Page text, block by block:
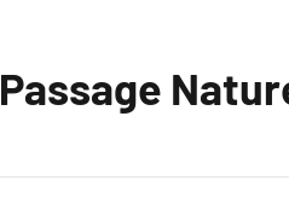
Passage